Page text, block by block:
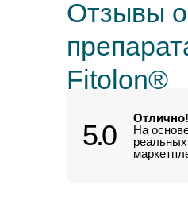
5.0
Отлично!
На
Отзывы о
Fitolon®